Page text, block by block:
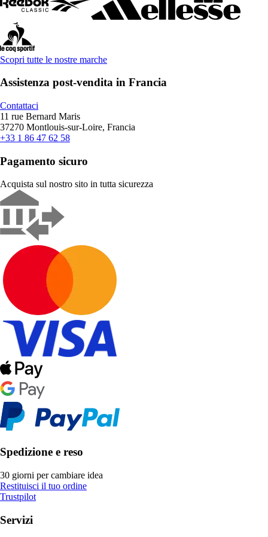
Scopri tutte le nostre marche
Assistenza post-vendita in Francia
Contattaci
11 rue Bernard Maris
37270 Montlouis-sur-Loire, Francia
+33 1 86 47 62 58
Pagamento sicuro
Acquista sul nostro sito in tutta sicurezza
Spedizione e reso
30 giorni per cambiare idea
Restituisci il tuo ordine
Trustpilot
Servizi